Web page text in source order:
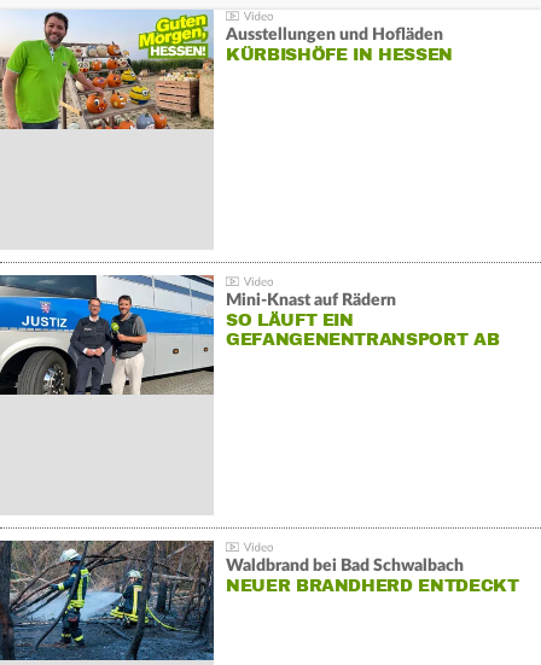
Ausstellungen und Hofläden
KÜRBISHÖFE IN HESSEN
Mini-Knast auf Rädern
SO LÄUFT EIN
GEFANGENENTRANSPORT AB
Waldbrand bei Bad Schwalbach
NEUER BRANDHERD ENTDECKT